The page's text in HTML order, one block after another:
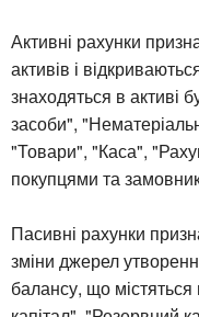
Активні рахунки
активів і
знаходяться в активі
засоби",
"Товари", "Каса",
покупцями та
Пасивні рахунки
зміни джерел
балансу, що